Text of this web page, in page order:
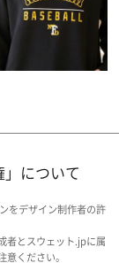
」について
をデザイン制作者の許
者とスウェット.jpに属
意ください。